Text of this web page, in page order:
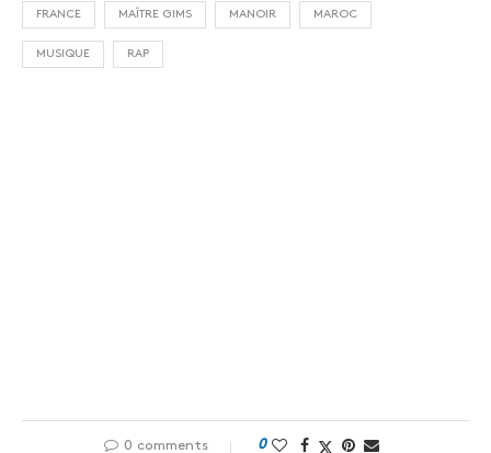
FRANCE MAÎTRE GIMS MANOIR MAROC
MUSIQUE RAP
0 comments 0